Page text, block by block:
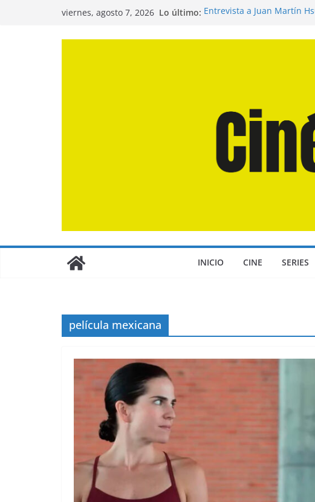
viernes, agosto 7, 2026 Lo último: Entrevista a Juan Martín
INICIO CINE SERIES
película mexicana